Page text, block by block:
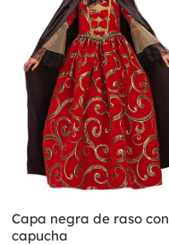
Capa negra de raso con
capucha